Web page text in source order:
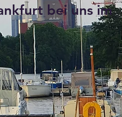
bei uns im